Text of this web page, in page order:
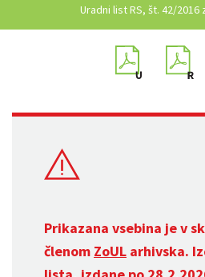
Uradni list RS, št. 42/2016
Prikazana vsebina je v
členom ZoUL arhivska.